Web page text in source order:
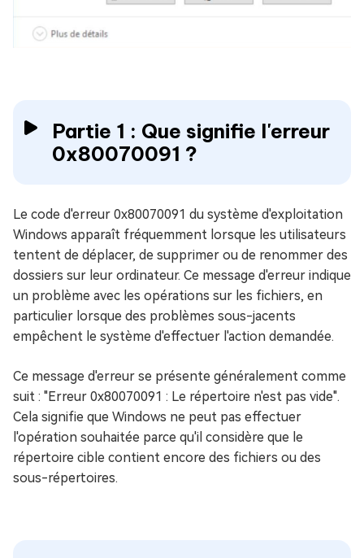
Partie 1 : Que signifie l'erreur
0x80070091 ?
Le code d'erreur 0x80070091 du système d'exploitation
Windows apparaît fréquemment lorsque les utilisateurs
tentent de déplacer, de supprimer ou de renommer des
dossiers sur leur ordinateur. Ce message d'erreur indique
un problème avec les opérations sur les fichiers, en
particulier lorsque des problèmes sous-jacents
empêchent le système d'effectuer l'action demandée.
Ce message d'erreur se présente généralement comme
suit : "Erreur 0x80070091 : Le répertoire n'est pas vide".
Cela signifie que Windows ne peut pas effectuer
l'opération souhaitée parce qu'il considère que le
répertoire cible contient encore des fichiers ou des
sous-répertoires.